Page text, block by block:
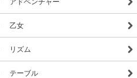
乙女
リズム
テーブル